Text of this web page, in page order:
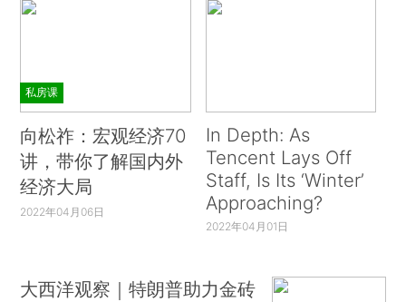
私房课
向松祚：宏观经济70
讲，带你了解国内外
经济大局
2022年04月06日
In Depth: As
Tencent Lays Off
Staff, Is Its ‘Winter’
Approaching?
2022年04月01日
大西洋观察｜特朗普助力金砖